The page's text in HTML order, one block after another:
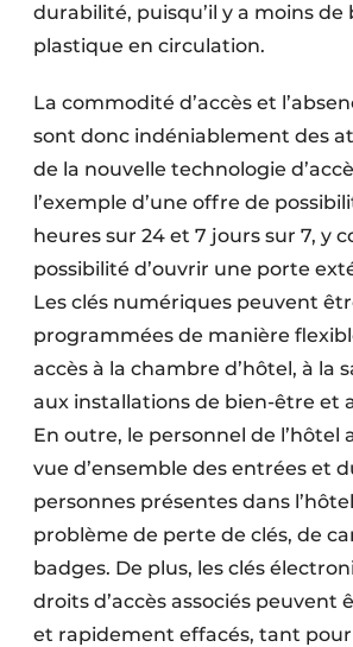
durabilité, puisqu’il y a moins de
plastique en circulation.
La commodité d’accès et
sont donc indéniablement des
de la nouvelle technologie
l’exemple d’une offre de
heures sur 24 et 7 jours sur 7, y
possibilité d’ouvrir une porte
Les clés numériques peuvent
programmées de manière
accès à la chambre d’hôtel, à la
aux installations de bien-être et
En outre, le personnel de l’hôtel
vue d’ensemble des entrées et
personnes présentes dans
problème de perte de clés, de
badges. De plus, les clés
droits d’accès associés peuvent
et rapidement effacés, tant pour